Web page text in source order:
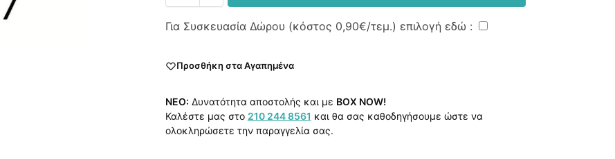
Για Συσκευασία Δώρου (κόστος 0,90€/τεμ.) επιλογή εδώ :
Προσθήκη στα Αγαπημένα
NEO: Δυνατότητα αποστολής και με BOX NOW!
Καλέστε μας στο 210 244 8561 και θα σας καθοδηγήσουμε ώστε να
ολοκληρώσετε την παραγγελία σας.